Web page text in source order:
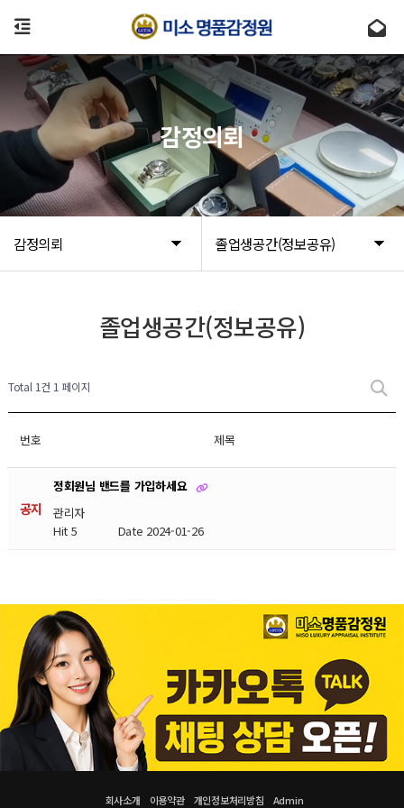
감정의뢰 졸업생공간(정보공유)
감정의뢰
졸업생공간(정보공유)
Total 1건 1 페이지
번호 제목
공지
정회원님 밴드를 가입하세요
관리자
Hit 5 Date 2024-01-26
회사소개 이용약관 개인정보처리방침 Admin